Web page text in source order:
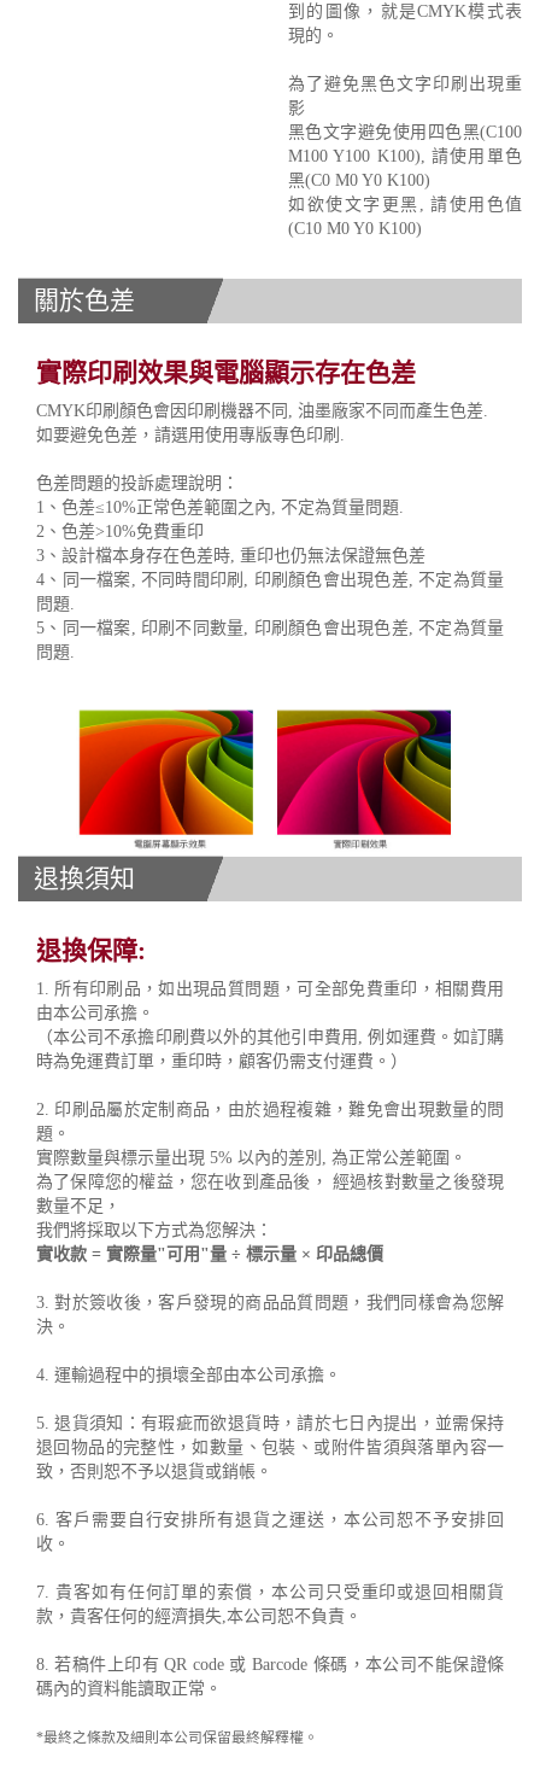
到的圖像，就是CMYK模式表
現的。
為了避免黑色文字印刷出現重
影
黑色文字避免使用四色黑(C100
M100 Y100 K100), 請使用單色
黑(C0 M0 Y0 K100)
如欲使文字更黑, 請使用色值
(C10 M0 Y0 K100)
關於色差
實際印刷效果與電腦顯示存在色差
CMYK印刷顏色會因印刷機器不同, 油墨廠家不同而產生色差.
如要避免色差，請選用使用專版專色印刷.
色差問題的投訴處理說明：
1、色差≤10%正常色差範圍之內, 不定為質量問題.
2、色差>10%免費重印
3、設計檔本身存在色差時, 重印也仍無法保證無色差
4、同一檔案, 不同時間印刷, 印刷顏色會出現色差, 不定為質量
問題.
5、同一檔案, 印刷不同數量, 印刷顏色會出現色差, 不定為質量
問題.
退換須知
退換保障:
1. 所有印刷品，如出現品質問題，可全部免費重印，相關費用
由本公司承擔。
（本公司不承擔印刷費以外的其他引申費用, 例如運費。如訂購
時為免運費訂單，重印時，顧客仍需支付運費。）
2. 印刷品屬於定制商品，由於過程複雜，難免會出現數量的問
題。
實際數量與標示量出現 5% 以內的差別, 為正常公差範圍。
為了保障您的權益，您在收到產品後， 經過核對數量之後發現
數量不足，
我們將採取以下方式為您解決：
實收款 = 實際量"可用"量 ÷ 標示量 × 印品總價
3. 對於簽收後，客戶發現的商品品質問題，我們同樣會為您解
決。
4. 運輸過程中的損壞全部由本公司承擔。
5. 退貨須知：有瑕疵而欲退貨時，請於七日內提出，並需保持
退回物品的完整性，如數量、包裝、或附件皆須與落單內容一
致，否則恕不予以退貨或銷帳。
6. 客戶需要自行安排所有退貨之運送，本公司恕不予安排回
收。
7. 貴客如有任何訂單的索償，本公司只受重印或退回相關貨
款，貴客任何的經濟損失,本公司恕不負責。
8. 若稿件上印有 QR code 或 Barcode 條碼，本公司不能保證條
碼內的資料能讀取正常。
*最終之條款及細則本公司保留最終解釋權。